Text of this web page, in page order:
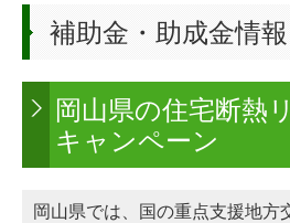
カーポート
門扉・フェンス
補助金・助成金情報
補助金・助成金情報
岡山県の住宅断熱
キャンペーン
岡山県では、
国の重点支援地方